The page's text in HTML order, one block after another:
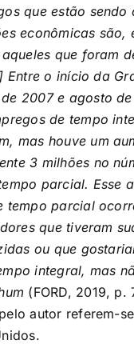
que estão sendo
econômicas são,
que foram
o início da
2007 e agosto
de tempo
mas houve um
3 milhões no
parcial. Esse
tempo parcial
que tiveram
ou que
integral, mas
(FORD, 2019, p.
autor referem-